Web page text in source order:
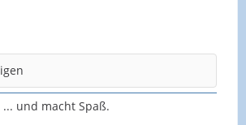
und macht Spaß.